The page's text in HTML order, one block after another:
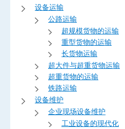
设备运输
公路运输
超规模货物的运输
重型货物的运输
长货物运输
超大件与超重货物运输
超重货物的运输
铁路运输
设备维护
企业现场设备维护
工业设备的现代化